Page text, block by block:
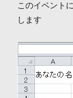
このイベント
します